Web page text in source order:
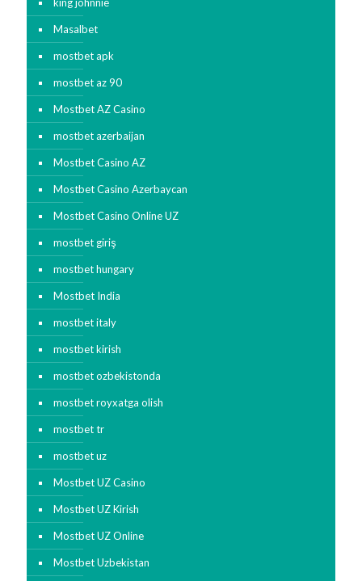
Masalbet
mostbet apk
mostbet az 90
Mostbet AZ Casino
mostbet azerbaijan
Mostbet Casino AZ
Mostbet Casino Azerbaycan
Mostbet Casino Online UZ
mostbet giriş
mostbet hungary
Mostbet India
mostbet italy
mostbet kirish
mostbet ozbekistonda
mostbet royxatga olish
mostbet tr
mostbet uz
Mostbet UZ Casino
Mostbet UZ Kirish
Mostbet UZ Online
Mostbet Uzbekistan